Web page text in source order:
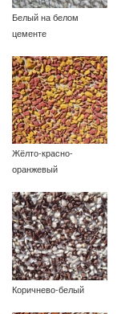
Белый на белом
цементе
Жёлто-красно-
оранжевый
Коричнево-белый